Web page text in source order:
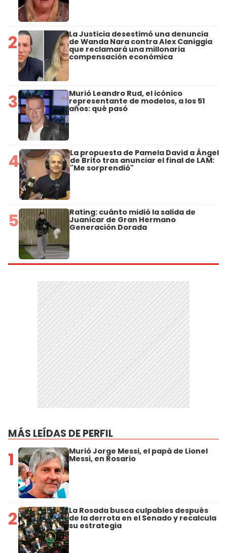
2 La Justicia desestimó una denuncia
de Wanda Nara contra Alex Caniggia
que reclamará una millonaria
compensación económica
3 Murió Leandro Rud, el icónico
representante de modelos, a los 51
años: qué pasó
4 La propuesta de Pamela David a Ángel
de Brito tras anunciar el final de LAM:
"Me sorprendió"
5 Rating: cuánto midió la salida de
Juanicar de Gran Hermano
Generación Dorada
MÁS LEÍDAS DE PERFIL
1 Murió Jorge Messi, el papá de Lionel
Messi, en Rosario
2 La Rosada busca culpables después
de la derrota en el Senado y recalcula
su estrategia